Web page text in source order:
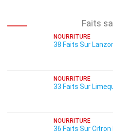
Faits
NOURRITURE
38 Faits Sur
NOURRITURE
33 Faits Sur
NOURRITURE
36 Faits Sur Citron